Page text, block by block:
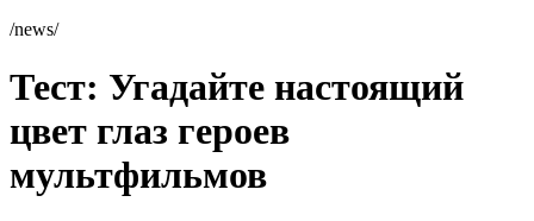
/news/
Тест: Угадайте настоящий
цвет глаз героев
мультфильмов